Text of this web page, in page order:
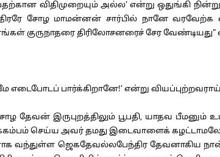
விதிமுறையும் அல்ல’ என்று ஒதுங்கி
சோழ மாமன்னன் சார்பில் நானே வரவேற்க
திரிலோசனரைச் சேர வேண்டியது”
பார்க்கிறானே!’ என்று வியப்புற்றவராய்
இருபுறத்திலும் பூபதி, யாதவ பீமனும்
செய்ய அவர் தமது இடைவாளைக்
வந்துள்ள ஜெகதேவல்லபேந்திர தேவனாகிய